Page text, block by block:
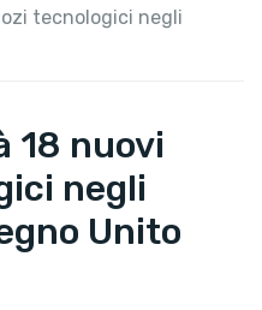
tecnologici negli
18 nuovi
negli
Unito